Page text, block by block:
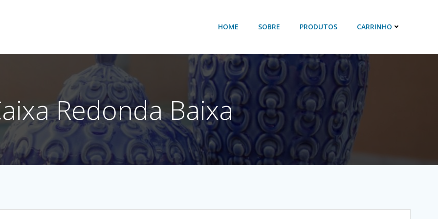
HOME SOBRE PRODUTOS CARRINHO
Redonda Baixa